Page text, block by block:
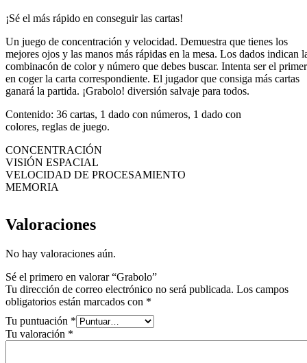
¡Sé el más rápido en conseguir las cartas!
Un juego de concentración y velocidad. Demuestra que tienes los
mejores ojos y las manos más rápidas en la mesa. Los dados indican
combinacón de color y número que debes buscar. Intenta ser el
en coger la carta correspondiente. El jugador que consiga más cartas
ganará la partida. ¡Grabolo! diversión salvaje para todos.
Contenido: 36 cartas, 1 dado con números, 1 dado con
colores, reglas de juego.
CONCENTRACIÓN
VISIÓN ESPACIAL
VELOCIDAD DE PROCESAMIENTO
MEMORIA
Valoraciones
No hay valoraciones aún.
Sé el primero en valorar “Grabolo”
Tu dirección de correo electrónico no será publicada. Los campos
obligatorios están marcados con *
Tu puntuación *
Tu valoración *